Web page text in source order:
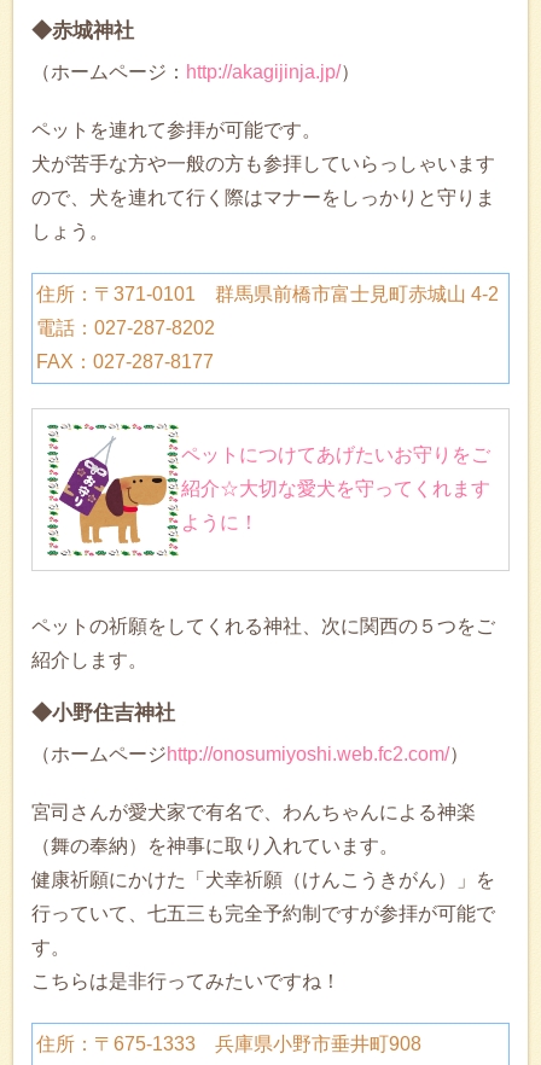
◆赤城神社
（ホームページ： http://akagijinja.jp/）
ペットを連れて参拝が可能です。
犬が苦手な方や一般の方も参拝していらっしゃいます
ので、犬を連れて行く際はマナーをしっかりと守りま
しょう。
住所：〒371-0101 群馬県前橋市富士見町赤城山 4-2
電話：027-287-8202
FAX：027-287-8177
ペットにつけてあげたいお守りをご
紹介☆大切な愛犬を守ってくれます
ように！
ペットの祈願をしてくれる神社、次に関西の５つをご
紹介します。
◆小野住吉神社
（ホームページhttp://onosumiyoshi.web.fc2.com/）
宮司さんが愛犬家で有名で、わんちゃんによる神楽
（舞の奉納）を神事に取り入れています。
健康祈願にかけた「犬幸祈願（けんこうきがん）」を
行っていて、七五三も完全予約制ですが参拝が可能で
す。
こちらは是非行ってみたいですね！
住所：〒675-1333 兵庫県小野市垂井町908